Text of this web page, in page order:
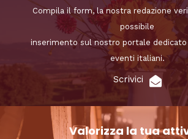
Compila il form, la nostra redazione
possibile
inserimento sul nostro portale dedicato
eventi italiani.
Scrivici
Valorizza la tua